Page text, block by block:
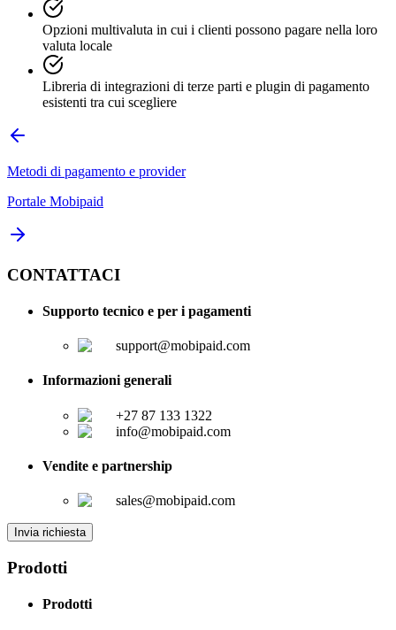
Opzioni multivaluta in cui i clienti possono pagare nella loro
valuta locale
Libreria di integrazioni di terze parti e plugin di pagamento
esistenti tra cui scegliere
Metodi di pagamento e provider
Portale Mobipaid
CONTATTACI
Supporto tecnico e per i pagamenti
support@mobipaid.com
Informazioni generali
+27 87 133 1322
info@mobipaid.com
Vendite e partnership
sales@mobipaid.com
Invia richiesta
Prodotti
Prodotti